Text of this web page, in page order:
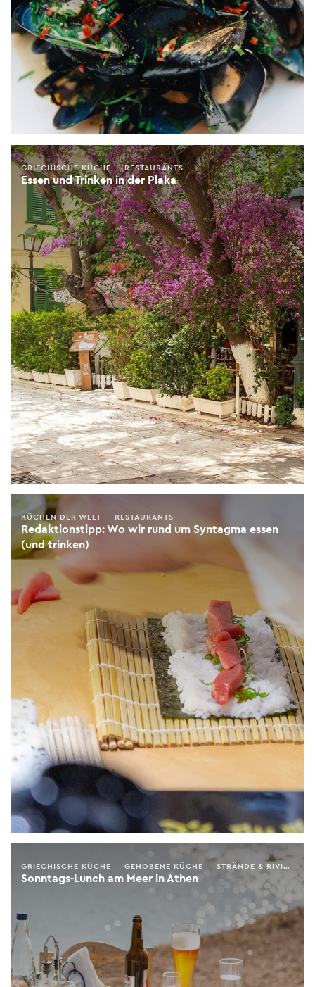
Essen und Trinken in der Plaka
GRIECHISCHE KÜCHE RESTAURANTS
Redaktionstipp: Wo wir rund um Syntagma essen
(und trinken)
KÜCHEN DER WELT RESTAURANTS
Sonntags-Lunch am Meer in Athen
GRIECHISCHE KÜCHE GEHOBENE KÜCHE STRÄNDE & RIVIERA